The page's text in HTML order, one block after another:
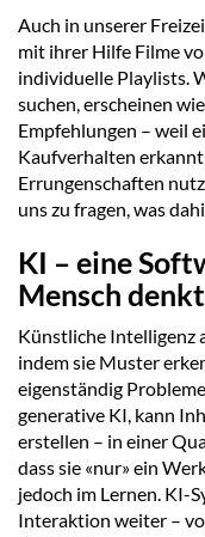
Auch in unserer
mit ihrer Hilfe Filme
individuelle Playlists.
suchen, erscheinen
Empfehlungen – weil
Kaufverhalten
Errungenschaften
uns zu fragen, was
KI – eine
Mensch denkt
Künstliche Intelligenz
indem sie Muster
eigenständig
generative KI, kann
erstellen – in einer
dass sie «nur» ein
jedoch im Lernen. KI-
Interaktion weiter –